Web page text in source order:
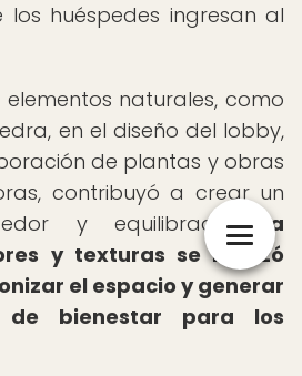
huéspedes ingresan al
naturales, como
en el diseño del lobby,
de plantas y obras
contribuyó a crear un
y equilibrado. La
y texturas se realizó
el espacio y generar
de bienestar para los